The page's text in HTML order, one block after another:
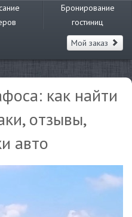
Бронирование
гостиниц
Мой заказ
как найти
отзывы,
авто